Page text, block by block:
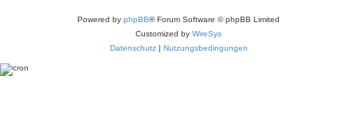
Powered by phpBB® Forum Software © phpBB Limited
Customized by WireSys
Datenschutz| Nutzungsbedingungen